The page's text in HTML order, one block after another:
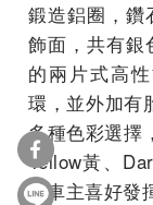
鍛造鋁圈，鑽
飾面，共有銀
的兩片式高
環，並外加有
多種色彩選擇
Yellow黃、
依車主喜好發